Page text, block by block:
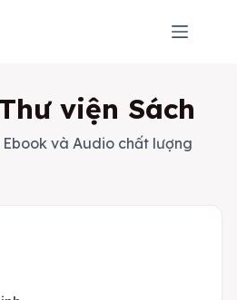
viện Sách
và Audio chất lượng